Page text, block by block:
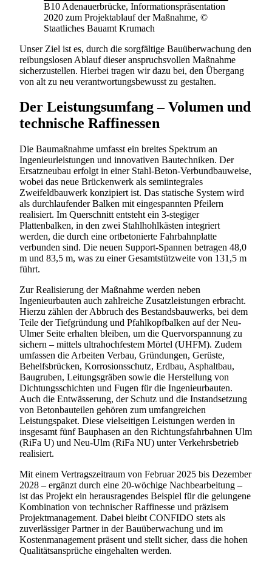
B10 Adenauerbrücke, Informationspräsentation
2020 zum Projektablauf der Maßnahme, ©
Staatliches Bauamt Krumach
Unser Ziel ist es, durch die sorgfältige Bauüberwachung den
reibungslosen Ablauf dieser anspruchsvollen Maßnahme
sicherzustellen. Hierbei tragen wir dazu bei, den Übergang
von alt zu neu verantwortungsbewusst zu gestalten.
Der Leistungsumfang – Volumen und
technische Raffinessen
Die Baumaßnahme umfasst ein breites Spektrum an
Ingenieurleistungen und innovativen Bautechniken. Der
Ersatzneubau erfolgt in einer Stahl-Beton-Verbundbauweise,
wobei das neue Brückenwerk als semiintegrales
Zweifeldbauwerk konzipiert ist. Das statische System wird
als durchlaufender Balken mit eingespannten Pfeilern
realisiert. Im Querschnitt entsteht ein 3-stegiger
Plattenbalken, in den zwei Stahlhohlkästen integriert
werden, die durch eine ortbetonierte Fahrbahnplatte
verbunden sind. Die neuen Support-Spannen betragen 48,0
m und 83,5 m, was zu einer Gesamtstützweite von 131,5 m
führt.
Zur Realisierung der Maßnahme werden neben
Ingenieurbauten auch zahlreiche Zusatzleistungen erbracht.
Hierzu zählen der Abbruch des Bestandsbauwerks, bei dem
Teile der Tiefgründung und Pfahlkopfbalken auf der Neu-
Ulmer Seite erhalten bleiben, um die Quervorspannung zu
sichern – mittels ultrahochfestem Mörtel (UHFM). Zudem
umfassen die Arbeiten Verbau, Gründungen, Gerüste,
Behelfsbrücken, Korrosionsschutz, Erdbau, Asphaltbau,
Baugruben, Leitungsgräben sowie die Herstellung von
Dichtungsschichten und Fugen für die Ingenieurbauten.
Auch die Entwässerung, der Schutz und die Instandsetzung
von Betonbauteilen gehören zum umfangreichen
Leistungspaket. Diese vielseitigen Leistungen werden in
insgesamt fünf Bauphasen an den Richtungsfahrbahnen Ulm
(RiFa U) und Neu-Ulm (RiFa NU) unter Verkehrsbetrieb
realisiert.
Mit einem Vertragszeitraum von Februar 2025 bis Dezember
2028 – ergänzt durch eine 20-wöchige Nachbearbeitung –
ist das Projekt ein herausragendes Beispiel für die gelungene
Kombination von technischer Raffinesse und präzisem
Projektmanagement. Dabei bleibt CONFIDO stets als
zuverlässiger Partner in der Bauüberwachung und im
Kostenmanagement präsent und stellt sicher, dass die hohen
Qualitätsansprüche eingehalten werden.